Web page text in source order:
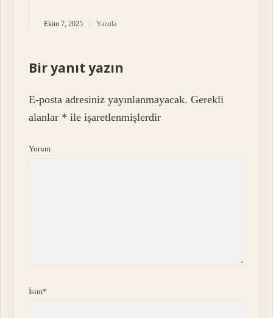
Ekim 7, 2025 Yanıtla
Bir yanıt yazın
E-posta adresiniz yayınlanmayacak. Gerekli
alanlar * ile işaretlenmişlerdir
Yorum
İsim*